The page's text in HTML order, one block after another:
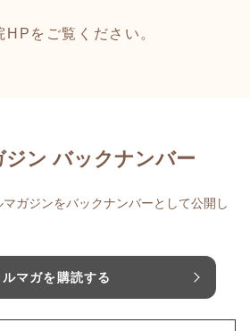
をご覧ください。
ジン バックナンバー
ガジンをバックナンバーとして公開し
ルマガを購読する